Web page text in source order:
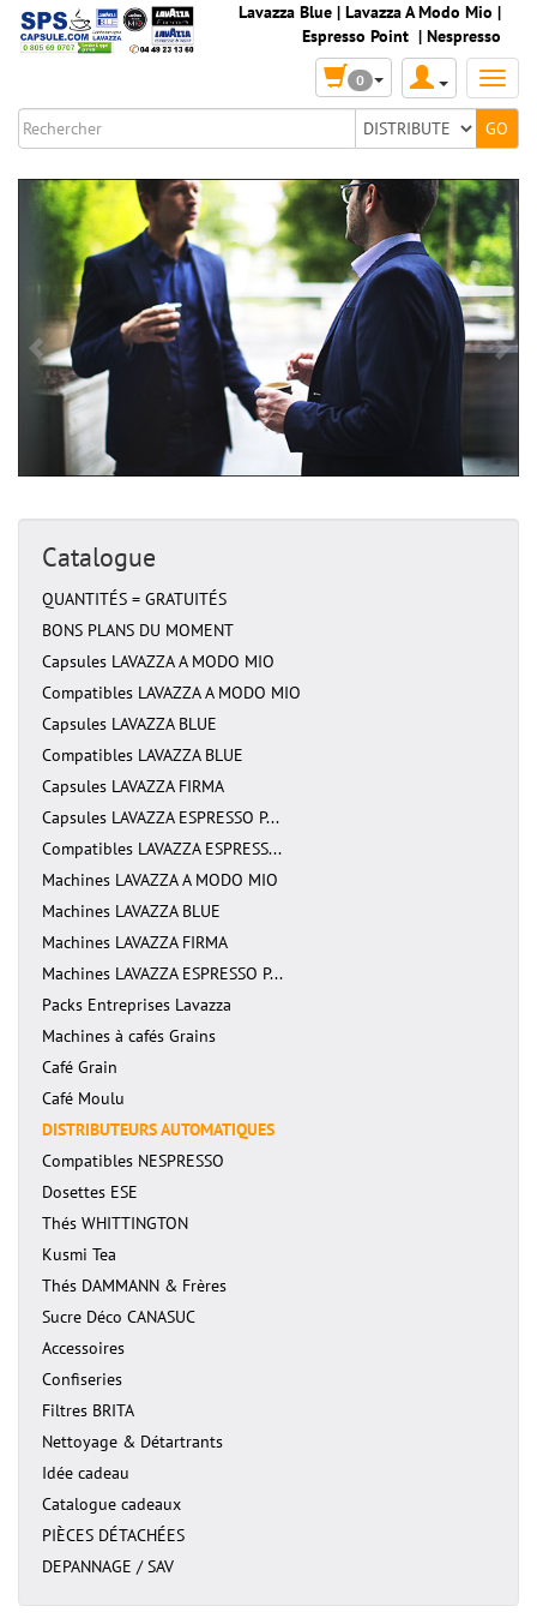
Lavazza Blue | Lavazza A Modo Mio |
Espresso Point | Nespresso
0
Catalogue
QUANTITÉS = GRATUITÉS
BONS PLANS DU MOMENT
Capsules LAVAZZA A MODO MIO
Compatibles LAVAZZA A MODO MIO
Capsules LAVAZZA BLUE
Compatibles LAVAZZA BLUE
Capsules LAVAZZA FIRMA
Capsules LAVAZZA ESPRESSO P...
Compatibles LAVAZZA ESPRESS...
Machines LAVAZZA A MODO MIO
Machines LAVAZZA BLUE
Machines LAVAZZA FIRMA
Machines LAVAZZA ESPRESSO P...
Packs Entreprises Lavazza
Machines à cafés Grains
Café Grain
Café Moulu
DISTRIBUTEURS AUTOMATIQUES
Compatibles NESPRESSO
Dosettes ESE
Thés WHITTINGTON
Kusmi Tea
Thés DAMMANN & Frères
Sucre Déco CANASUC
Accessoires
Confiseries
Filtres BRITA
Nettoyage & Détartrants
Idée cadeau
Catalogue cadeaux
PIÈCES DÉTACHÉES
DEPANNAGE / SAV